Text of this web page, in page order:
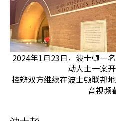
2024年1月23日，波士顿一
动人士一案开
控辩双方继续在波士顿联邦
音视频